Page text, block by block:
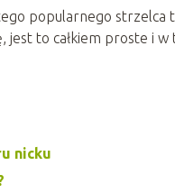
popularnego strzelca
jest to całkiem proste i
nicku